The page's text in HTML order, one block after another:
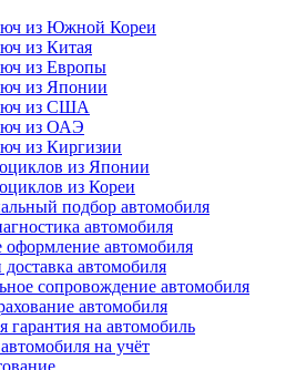
из Южной Кореи
из Китая
из Европы
из Японии
из США
из ОАЭ
из Киргизии
из Японии
из Кореи
подбор автомобиля
автомобиля
автомобиля
автомобиля
сопровождение автомобиля
автомобиля
гарантия на автомобиль
на учёт